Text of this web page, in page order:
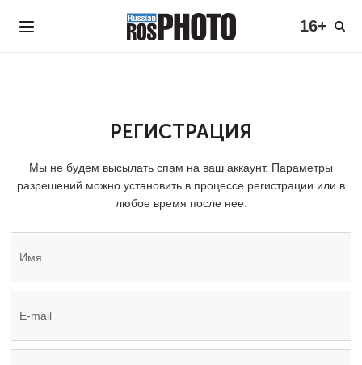
16+
РЕГИСТРАЦИЯ
Мы не будем высылать спам на ваш аккаунт. Параметры
разрешений можно установить в процессе регистрации или в
любое время после нее.